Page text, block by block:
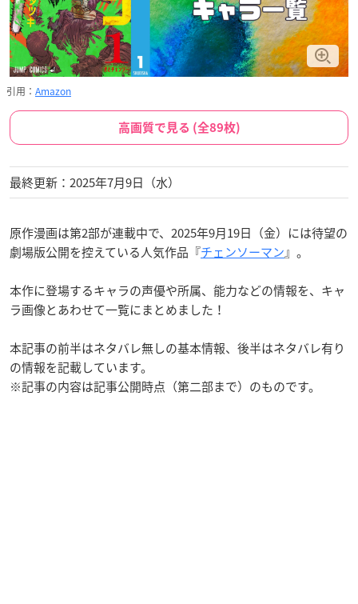
引用： Amazon
高画質で見る (全89枚)
最終更新：2025年7月9日（水）
原作漫画は第2部が連載中で、2025年9月19日（金）には待望の
劇場版公開を控えている人気作品『チェンソーマン』。
本作に登場するキャラの声優や所属、能力などの情報を、キャ
ラ画像とあわせて一覧にまとめました！
本記事の前半はネタバレ無しの基本情報、後半はネタバレ有り
の情報を記載しています。
※記事の内容は記事公開時点（第二部まで）のものです。